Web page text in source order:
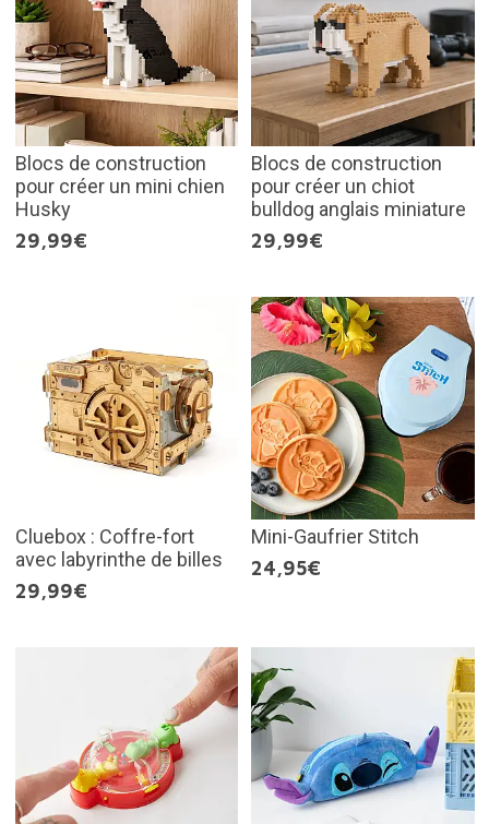
Blocs de construction
pour créer un mini chien
Husky
29,99€
Blocs de construction
pour créer un chiot
bulldog anglais miniature
29,99€
Cluebox : Coffre-fort
avec labyrinthe de billes
29,99€
Mini-Gaufrier Stitch
24,95€